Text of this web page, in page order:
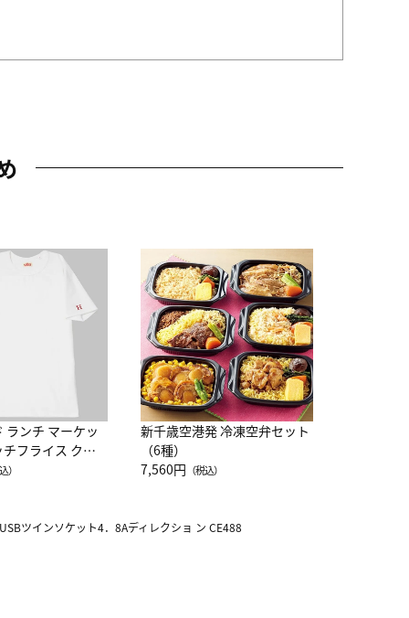
ランチ マーケッ
フライス クル
半袖Ｔシャツ
）
新千歳空港発 冷凍空弁セット
（6種）
7,560円 （税込）
ツインソケット4．8Aディレクショ ン CE488